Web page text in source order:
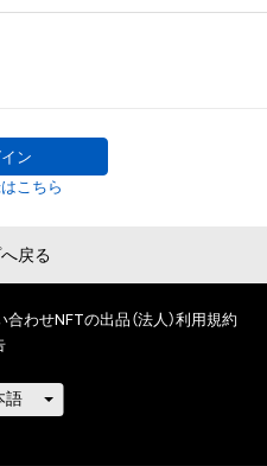
ン
こちら
戻る
合わせNFTの出品（法人）利用規約